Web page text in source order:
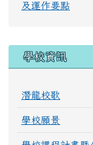
及運作要點
學校資訊
潛龍校歌
學校願景